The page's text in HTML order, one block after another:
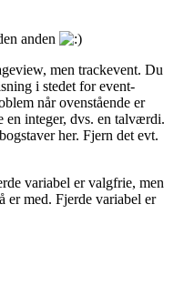
anden
men trackevent. Du
i stedet for event-
når ovenstående er
en integer, dvs. en talværdi.
her. Fjern det evt.
variabel er valgfrie, men
er med. Fjerde variabel er